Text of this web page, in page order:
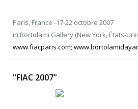
Paris, France -17-22 octobre 2007
in Bortolami Gallery (New York, États-
www.fiacparis.com;
"FIAC 2007"